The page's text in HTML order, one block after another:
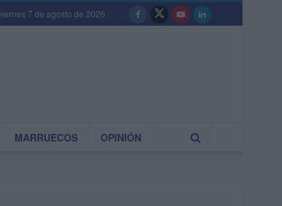
7 de agosto de 2026
MARRUECOS OPINIÓN